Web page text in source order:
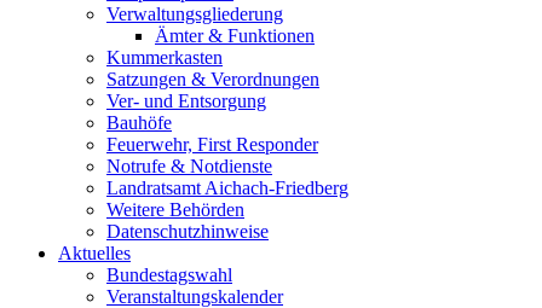
Verwaltungsgliederung
Ämter & Funktionen
Kummerkasten
Satzungen & Verordnungen
Ver- und Entsorgung
Bauhöfe
Feuerwehr, First Responder
Notrufe & Notdienste
Landratsamt Aichach-Friedberg
Weitere Behörden
Datenschutzhinweise
Aktuelles
Bundestagswahl
Veranstaltungskalender